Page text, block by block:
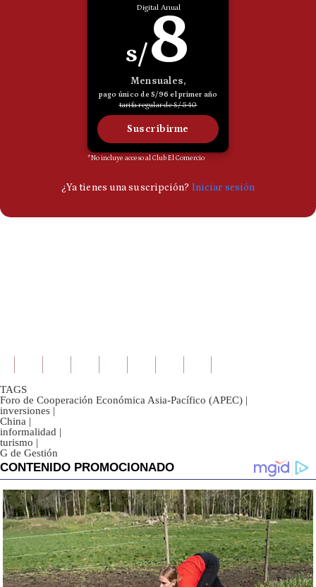
TAGS
Foro de Cooperación Económica Asia-Pacífico (APEC) |
inversiones |
China |
informalidad |
turismo |
G de Gestión